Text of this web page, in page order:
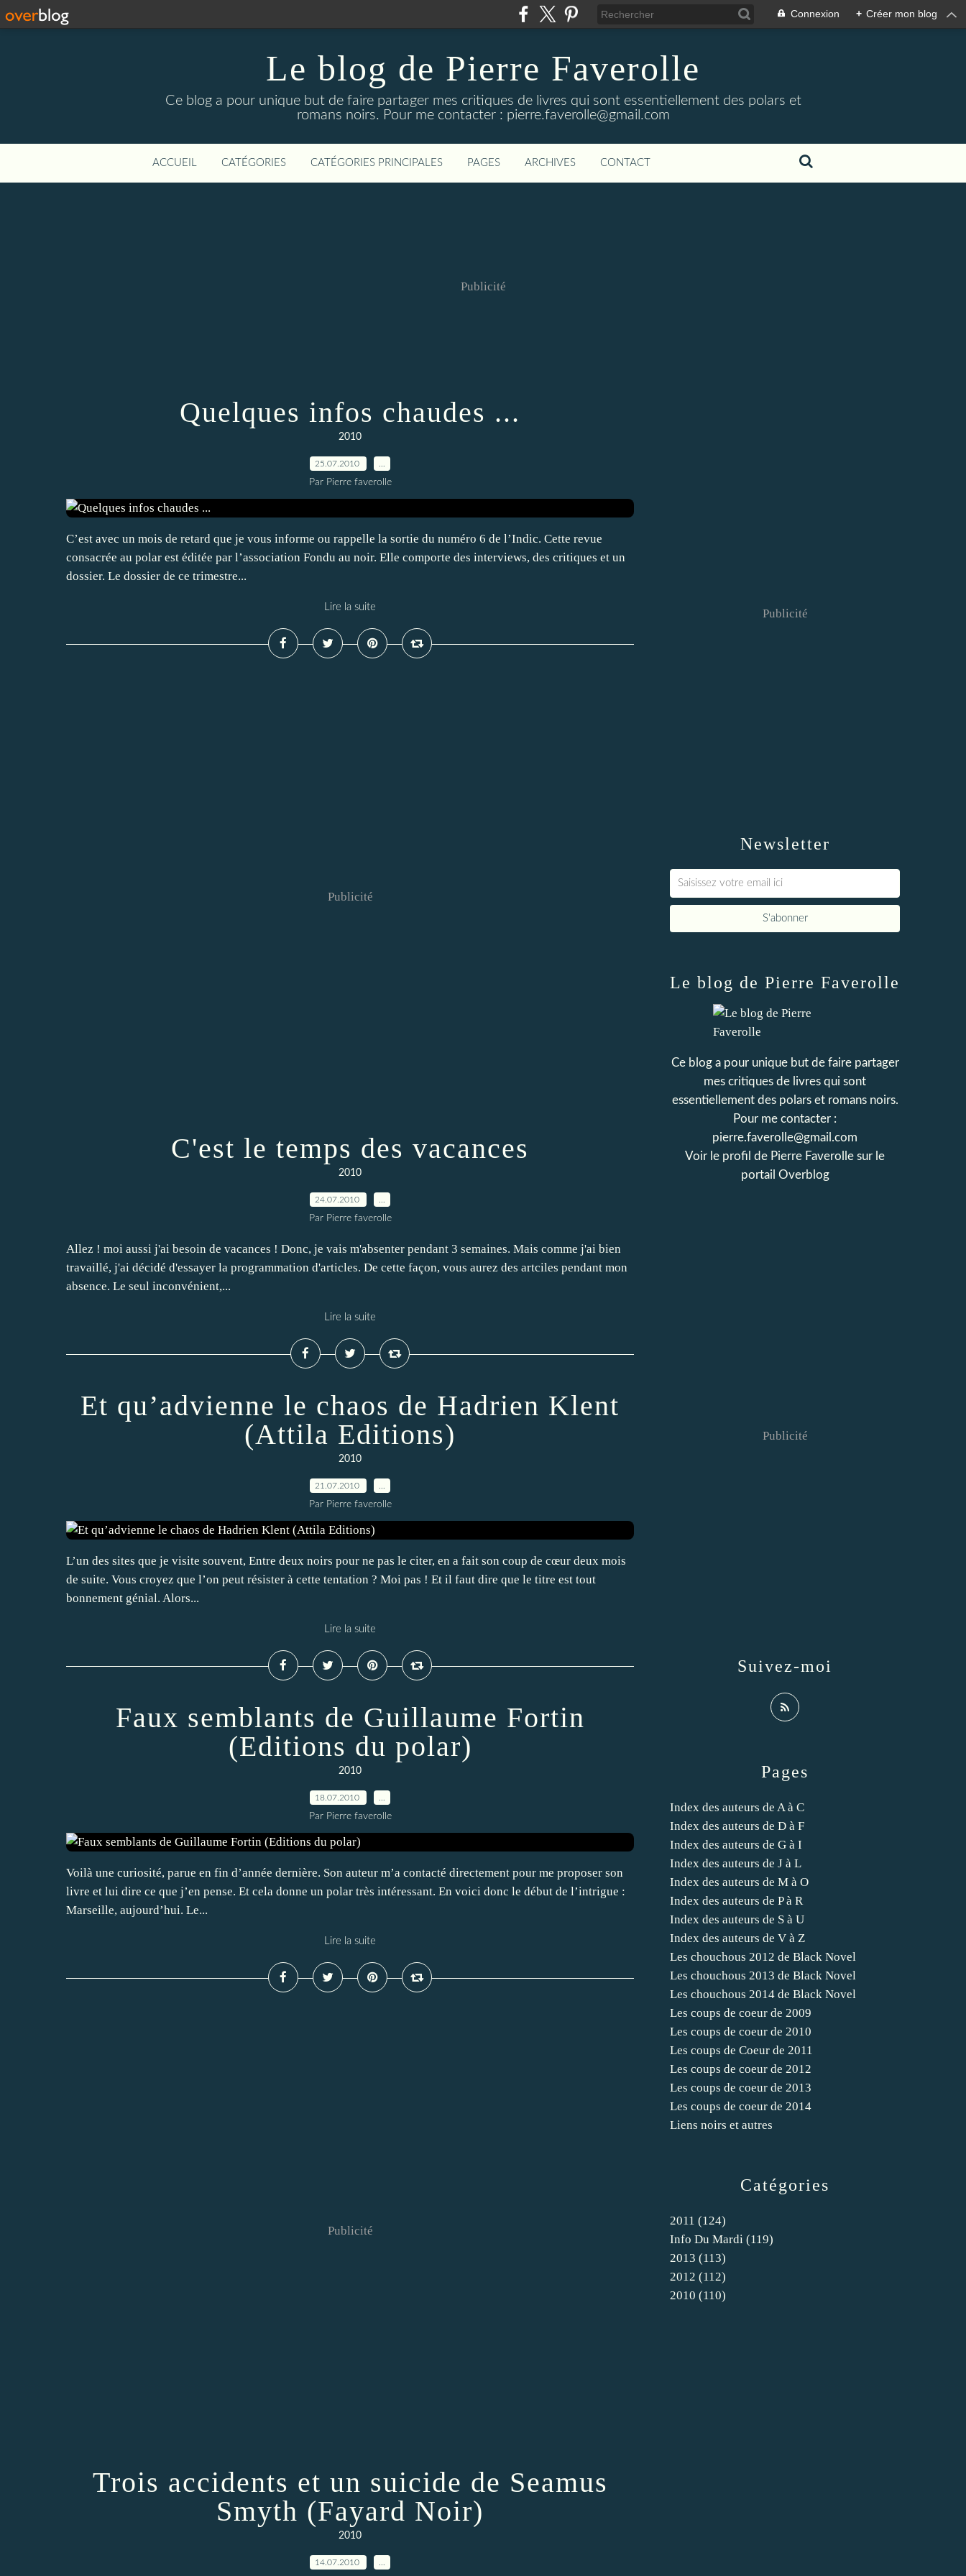
Connexion + Créer mon blog
Le blog de Pierre Faverolle
Ce blog a pour unique but de faire partager mes critiques de livres qui sont essentiellement des polars et
romans noirs. Pour me contacter : pierre.faverolle@gmail.com
ACCUEIL CATÉGORIES CATÉGORIES PRINCIPALES PAGES ARCHIVES CONTACT
Publicité
Quelques infos chaudes ...
2010
25.07.2010
Par Pierre faverolle
C’est avec un mois de retard que je vous informe ou rappelle la sortie du numéro 6 de l’Indic. Cette revue
consacrée au polar est éditée par l’association Fondu au noir. Elle comporte des interviews, des critiques et un
dossier. Le dossier de ce trimestre...
Lire la suite
Publicité
C'est le temps des vacances
2010
24.07.2010
Par Pierre faverolle
Allez ! moi aussi j'ai besoin de vacances ! Donc, je vais m'absenter pendant 3 semaines. Mais comme j'ai bien
travaillé, j'ai décidé d'essayer la programmation d'articles. De cette façon, vous aurez des artciles pendant mon
absence. Le seul inconvénient,...
Lire la suite
Et qu’advienne le chaos de Hadrien Klent
(Attila Editions)
2010
21.07.2010
Par Pierre faverolle
L’un des sites que je visite souvent, Entre deux noirs pour ne pas le citer, en a fait son coup de cœur deux mois
de suite. Vous croyez que l’on peut résister à cette tentation ? Moi pas ! Et il faut dire que le titre est tout
bonnement génial. Alors...
Lire la suite
Faux semblants de Guillaume Fortin
(Editions du polar)
2010
18.07.2010
Par Pierre faverolle
Voilà une curiosité, parue en fin d’année dernière. Son auteur m’a contacté directement pour me proposer son
livre et lui dire ce que j’en pense. Et cela donne un polar très intéressant. En voici donc le début de l’intrigue :
Marseille, aujourd’hui. Le...
Lire la suite
Publicité
Trois accidents et un suicide de Seamus
Smyth (Fayard Noir)
2010
14.07.2010
Newsletter
Publicité
Catégories
2011 (124)
Info Du Mardi (119)
2013 (113)
2012 (112)
2010 (110)
Pages
Index des auteurs de A à C
Index des auteurs de D à F
Index des auteurs de G à I
Index des auteurs de J à L
Index des auteurs de M à O
Index des auteurs de P à R
Index des auteurs de S à U
Index des auteurs de V à Z
Les chouchous 2012 de Black Novel
Les chouchous 2013 de Black Novel
Les chouchous 2014 de Black Novel
Les coups de coeur de 2009
Les coups de coeur de 2010
Les coups de Coeur de 2011
Les coups de coeur de 2012
Les coups de coeur de 2013
Les coups de coeur de 2014
Liens noirs et autres
Le blog de Pierre Faverolle
Ce blog a pour unique but de faire partager
mes critiques de livres qui sont
essentiellement des polars et romans noirs.
Pour me contacter :
pierre.faverolle@gmail.com
Voir le profil de Pierre Faverolle sur le
portail Overblog
Suivez-moi
Publicité